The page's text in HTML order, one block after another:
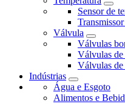
Sensor de
Válvula
Válvulas
Válvulas
Válvulas de
Indústrias
Água e Esgoto
Alimentos e